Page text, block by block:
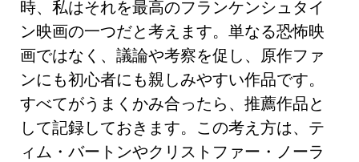
時、私はそれを最高のフランケンシュタイ
ン映画の一つだと考えます。単なる恐怖映
画ではなく、議論や考察を促し、原作ファ
ンにも初心者にも親しみやすい作品です。
すべてがうまくかみ合ったら、推薦作品と
して記録しておきます。この考え方は、テ
ィム・バートンやクリストファー・ノーラ